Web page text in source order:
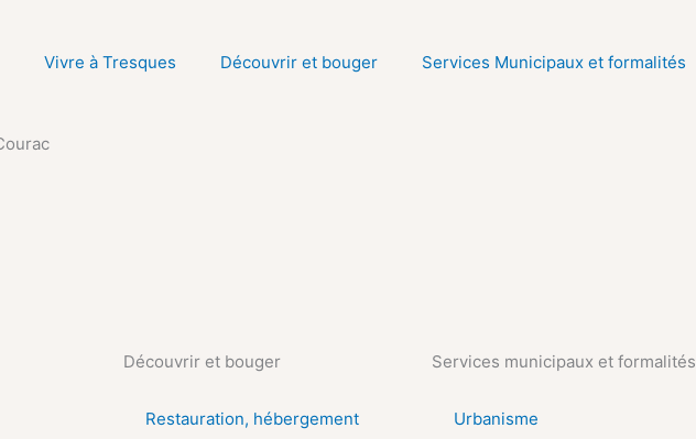
Vivre à Tresques Découvrir et bouger Services Municipaux et formalités
Découvrir et bouger
Restauration, hébergement
Services municipaux et formalités
Urbanisme